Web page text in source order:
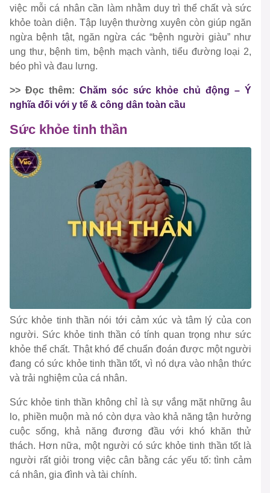
việc mỗi cá nhân cần làm nhằm duy trì thể chất và sức
khỏe toàn diện. Tập luyện thường xuyên còn giúp ngăn
ngừa bệnh tật, ngăn ngừa các “bệnh người giàu” như
ung thư, bệnh tim, bệnh mạch vành, tiểu đường loại 2,
béo phì và đau lưng.
>> Đọc thêm: Chăm sóc sức khỏe chủ động – Ý
nghĩa đối với y tế & công dân toàn cầu
Sức khỏe tinh thần
Sức khỏe tinh thần nói tới cảm xúc và tâm lý của con
người. Sức khỏe tinh thần có tính quan trọng như sức
khỏe thể chất. Thật khó để chuẩn đoán được một người
đang có sức khỏe tinh thần tốt, vì nó dựa vào nhận thức
và trải nghiệm của cá nhân.
Sức khỏe tinh thần không chỉ là sự vắng mặt những âu
lo, phiền muộn mà nó còn dựa vào khả năng tận hưởng
cuộc sống, khả năng đương đầu với khó khăn thử
thách. Hơn nữa, một người có sức khỏe tinh thần tốt là
người rất giỏi trong việc cân bằng các yếu tố: tình cảm
cá nhân, gia đình và tài chính.